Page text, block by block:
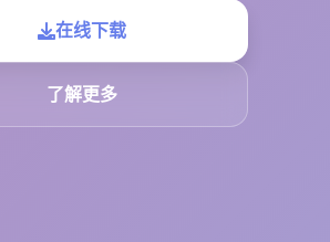
在线下载
了解更多